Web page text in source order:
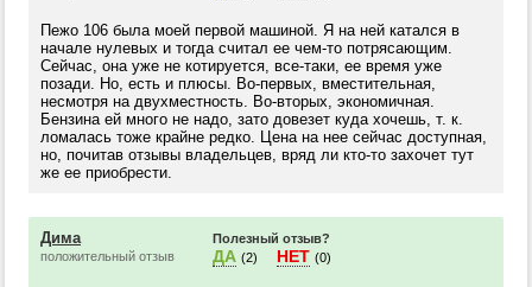
Пежо 106 была моей первой машиной. Я на ней катался в
начале нулевых и тогда считал ее чем-то потрясающим.
Сейчас, она уже не котируется, все-таки, ее время уже
позади. Но, есть и плюсы. Во-первых, вместительная,
несмотря на двухместность. Во-вторых, экономичная.
Бензина ей много не надо, зато довезет куда хочешь, т. к.
ломалась тоже крайне редко. Цена на нее сейчас доступная,
но, почитав отзывы владельцев, вряд ли кто-то захочет тут
же ее приобрести.
Дима
положительный отзыв
Полезный отзыв?
ДА (2) НЕТ (0)